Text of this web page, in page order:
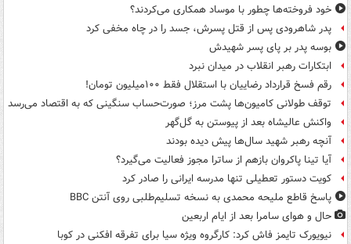
خود فروخته‌ها چطور با موساد همکاری می‌کردند؟
پدر شاهرودی پس از قتل پسرش، جسد را در چاه مخفی کرد
بوسه‌ پدر بر پای پسر شهیدش
ابتکارات رهبر انقلاب در میدان نبرد
رقم فسخ قرارداد رضاییان با استقلال فقط ۱۰۰میلیون تومان!
توقف طولانی کامیون‌ها پشت مرز؛ صورت‌حساب سنگینی که به اقتصاد می‌رسد
واکنش عالیشاه بعد از پیوستن به گل‌گهر
آنچه رهبر شهید سال‌ها پیش دیده بودند
آیا تینا پاکروان بازهم از ساترا مجوز فعالیت می‌گیرد؟
کویت دستور تعطیلی تنها مدرسه ایرانی را صادر کرد
پاسخ قاطع ملیحه محمدی به نسخه تسلیم‌طلبی روی آنتن BBC
حال و هوای سامرا بعد از ایام اربعین
نیویورک تایمز فاش کرد: کارگروه ویژه سیا برای تفرقه افکنی در کوبا